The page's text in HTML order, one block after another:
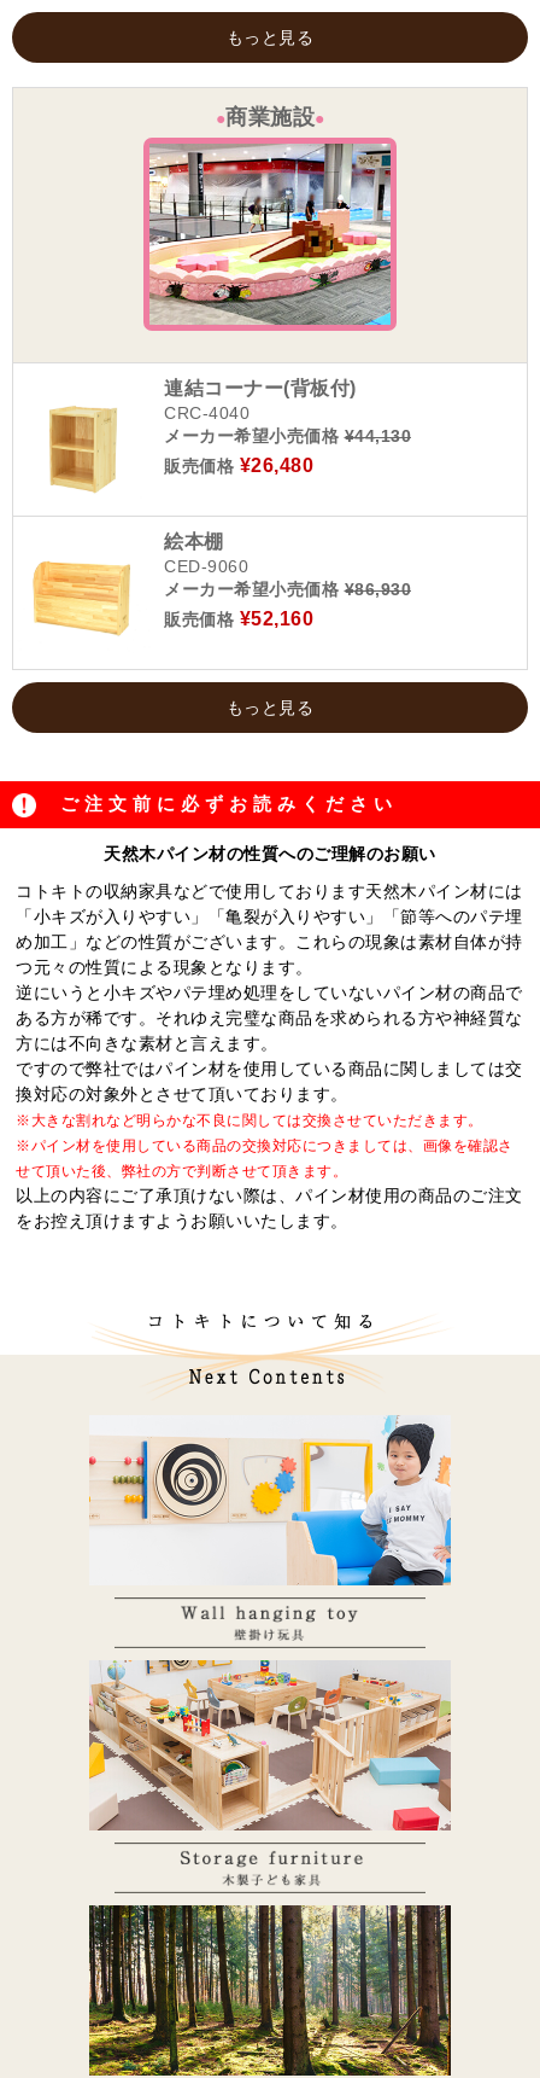
もっと見る
●商業施設●
連結コーナー(背板付)
CRC-4040
メーカー希望小売価格¥44,130
販売価格 ¥26,480
絵本棚
CED-9060
メーカー希望小売価格¥86,930
販売価格 ¥52,160
もっと見る
ご注文前に必ずお読みください
天然木パイン材の性質へのご理解のお願い
コトキトの収納家具などで使用しております天然木パイン材には
「小キズが入りやすい」「亀裂が入りやすい」「節等へのパテ埋
め加工」などの性質がございます。これらの現象は素材自体が持
つ元々の性質による現象となります。
逆にいうと小キズやパテ埋め処理をしていないパイン材の商品で
ある方が稀です。それゆえ完璧な商品を求められる方や神経質な
方には不向きな素材と言えます。
ですので弊社ではパイン材を使用している商品に関しましては交
換対応の対象外とさせて頂いております。
※大きな割れなど明らかな不良に関しては交換させていただきます。
※パイン材を使用している商品の交換対応につきましては、画像を確認さ
せて頂いた後、弊社の方で判断させて頂きます。
以上の内容にご了承頂けない際は、パイン材使用の商品のご注文
をお控え頂けますようお願いいたします。